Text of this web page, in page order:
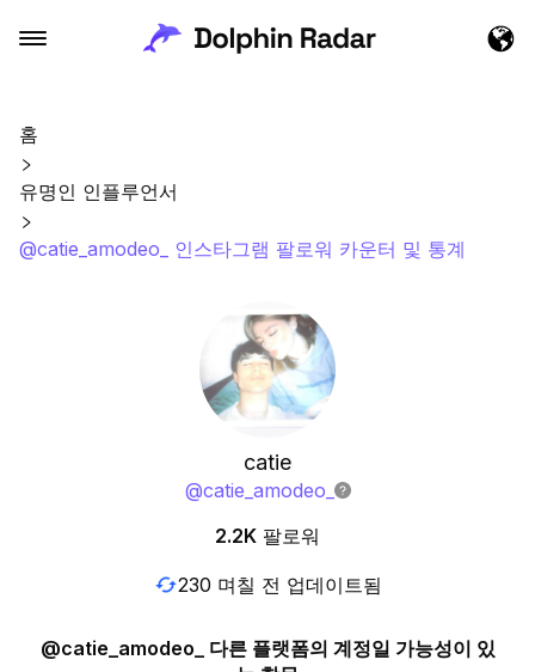
홈
유명인 인플루언서
@catie_amodeo_ 인스타그램 팔로워 카운터 및 통계
catie
@catie_amodeo_
2.2K 팔로워
230 며칠 전 업데이트됨
@catie_amodeo_ 다른 플랫폼의 계정일 가능성이 있